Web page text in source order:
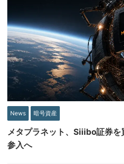
News 暗号資産
メタプラネット、Siiibo証券を
参入へ